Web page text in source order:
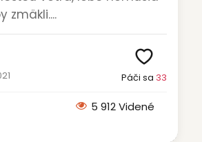
zmäkli....
Páči sa 33
5 912 Videné